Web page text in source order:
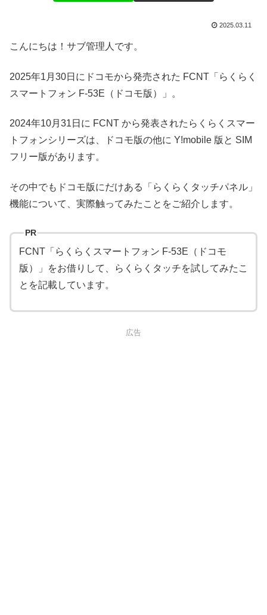
2025.03.11
こんにちは！サブ管理人です。
2025年1月30日にドコモから発売された FCNT「らくらく
スマートフォン F-53E（ドコモ版）」。
2024年10月31日に FCNT から発表されたらくらくスマー
トフォンシリーズは、ドコモ版の他に Y!mobile 版と SIM
フリー版があります。
その中でもドコモ版にだけある「らくらくタッチパネル」
機能について、実際触ってみたことをご紹介します。
PR
FCNT「らくらくスマートフォン F-53E（ドコモ
版）」をお借りして、らくらくタッチを試してみたこ
とを記載しています。
広告